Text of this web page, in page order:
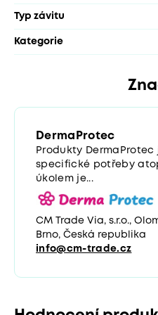
Typ závitu
Kategorie
DermaProtec
Produkty
specifické potřeby
úkolem je...
CM Trade Via, s.r.o.,
Brno, Česká republika
info@cm-trade.cz